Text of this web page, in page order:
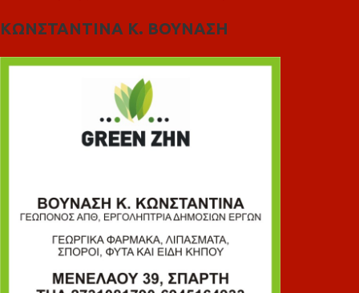
ΚΩΝΣΤΑΝΤΙΝΑ Κ. ΒΟΥΝΑΣΗ